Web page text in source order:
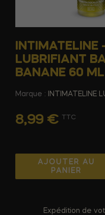
INTIMATELINE
LUBRIFIANT
BANANE 60 ML
Marque : INTIMATELINE
8,99 € TTC
AJOUTER AU
PANIER
Expédition de